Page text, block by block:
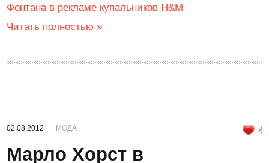
Фонтана в рекламе купальников H&M
Читать полностью »
02.08.2012 МОДА 4
Марло Хорст в